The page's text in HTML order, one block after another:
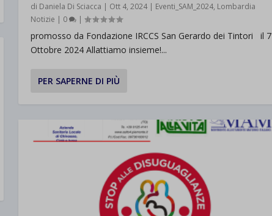
di Daniela Di Sciacca | Ott 4, 2024| Eventi_SAM_2024, Lombardia
Notizie | 0 |
promosso da Fondazione IRCCS San Gerardo dei Tintori il 7
Ottobre 2024 Allattiamo insieme!...
PER SAPERNE DI PIÙ